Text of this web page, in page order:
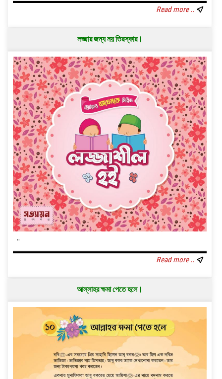
Read more ..
লজ্জার জন্য নয় তিরস্কার।
..
Read more ..
আল্লাহর ক্ষমা পেতে হলে।